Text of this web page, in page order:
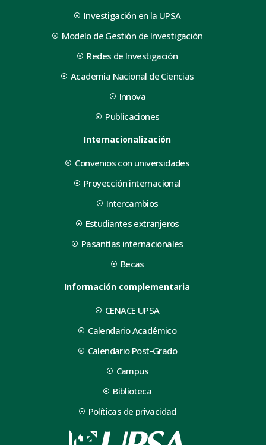
Investigación en la UPSA
Modelo de Gestión de Investigación
Redes de Investigación
Academia Nacional de Ciencias
Innova
Publicaciones
Internacionalización
Convenios con universidades
Proyección internacional
Intercambios
Estudiantes extranjeros
Pasantías internacionales
Becas
Información complementaria
CENACE UPSA
Calendario Académico
Calendario Post-Grado
Campus
Biblioteca
Políticas de privacidad